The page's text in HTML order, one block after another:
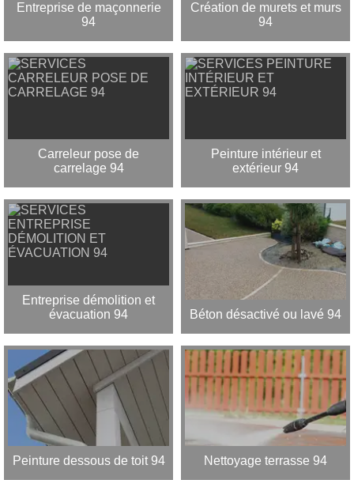
Entreprise de maçonnerie
94
Création de murets et murs
94
Carreleur pose de
carrelage 94
Peinture intérieur et
extérieur 94
Entreprise démolition et
évacuation 94
Béton désactivé ou lavé 94
Peinture dessous de toit 94 Nettoyage terrasse 94